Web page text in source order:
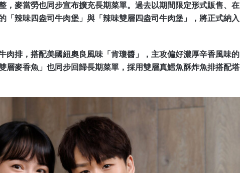
，麥當勞也同步宣布擴充長期菜單。過去以期間限定形式販售、在
「辣味四盎司牛肉堡」與「辣味雙層四盎司牛肉堡」，將正式納入
肉排，搭配美國紐奧良風味「肯瓊醬」，主攻偏好濃厚辛香風味的
層麥香魚」也同步回歸長期菜單，採用雙層真鱈魚酥炸魚排搭配塔